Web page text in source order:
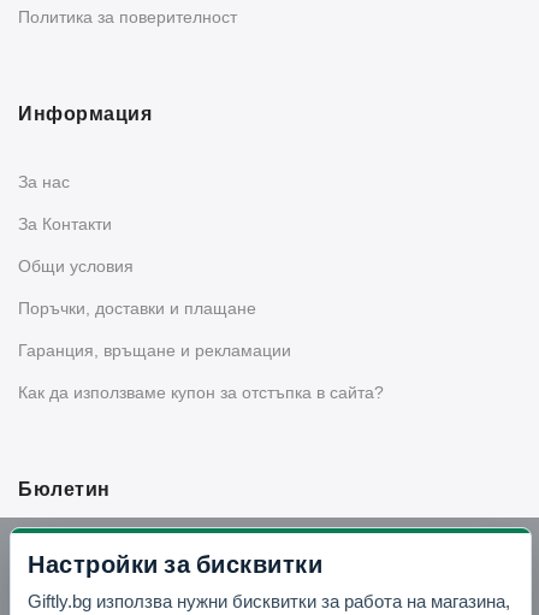
Политика за поверителност
Информация
За нас
За Контакти
Общи условия
Поръчки, доставки и плащане
Гаранция, връщане и рекламации
Как да използваме купон за отстъпка в сайта?
Бюлетин
Вземи -10% отстъпка в Telegram
Настройки за бисквитки
Giftly.bg използва нужни бисквитки за работа на магазина,